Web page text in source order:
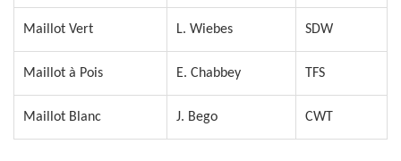
Maillot Vert L. Wiebes SDW
Maillot à Pois E. Chabbey TFS
Maillot Blanc J. Bego CWT